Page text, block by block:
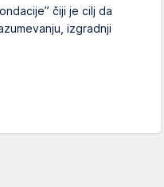
čiji je cilj da
izgradnji